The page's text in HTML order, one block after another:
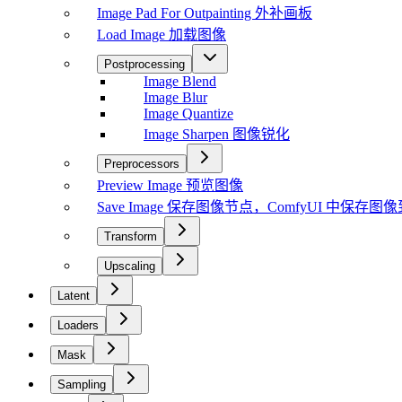
Image Pad For Outpainting 外补画板
Load Image 加载图像
Postprocessing
Image Blend
Image Blur
Image Quantize
Image Sharpen 图像锐化
Preprocessors
Preview Image 预览图像
Save Image 保存图像节点，ComfyUI 中保存图
Transform
Upscaling
Latent
Loaders
Mask
Sampling